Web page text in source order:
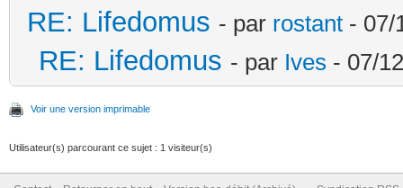
RE: Lifedomus - par rostant - 07/
RE: Lifedomus - par Ives - 07/
Voir une version imprimable
Utilisateur(s) parcourant ce sujet : 1 visiteur(s)